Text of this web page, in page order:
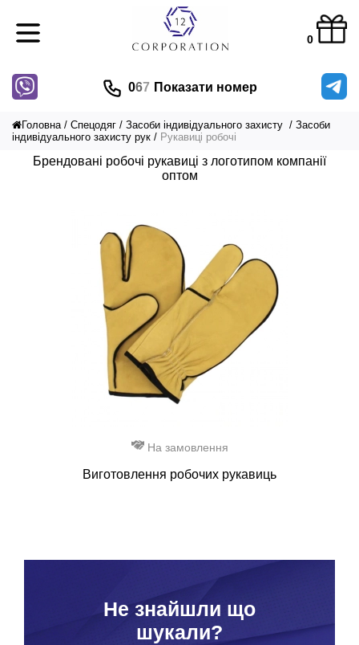
0
067 Показати номер
Головна Спецодяг Засоби індивідуального захисту
Засоби
індивідуального захисту рук
Рукавиці робочі
Брендовані робочі рукавиці з логотипом компанії
оптом
На замовлення
Виготовлення робочих рукавиць
Hе знайшли що
шукали?